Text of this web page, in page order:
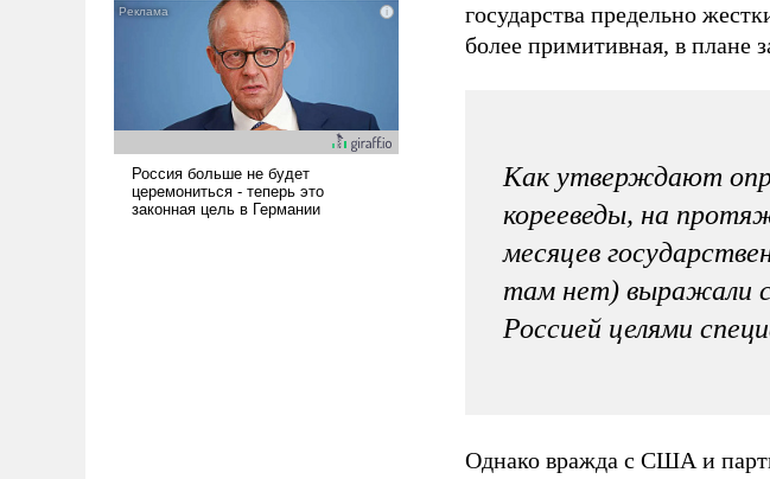
государства предельно
более примитивная, в плане
Как утверждают
корееведы, на
месяцев
там нет) выражали
Россией целями
Однако вражда с США и